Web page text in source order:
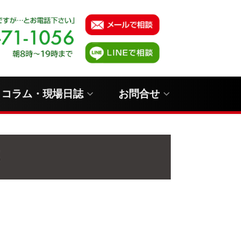
コラム・現場日誌 お問合せ